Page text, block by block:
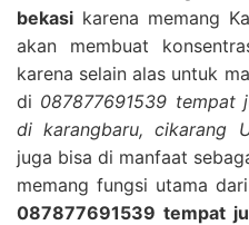
bekasi karena memang
akan membuat
karena selain alas untuk
di 087877691539 tempat
di karangbaru, cikarang
juga bisa di manfaat
memang fungsi utama
087877691539 tempat